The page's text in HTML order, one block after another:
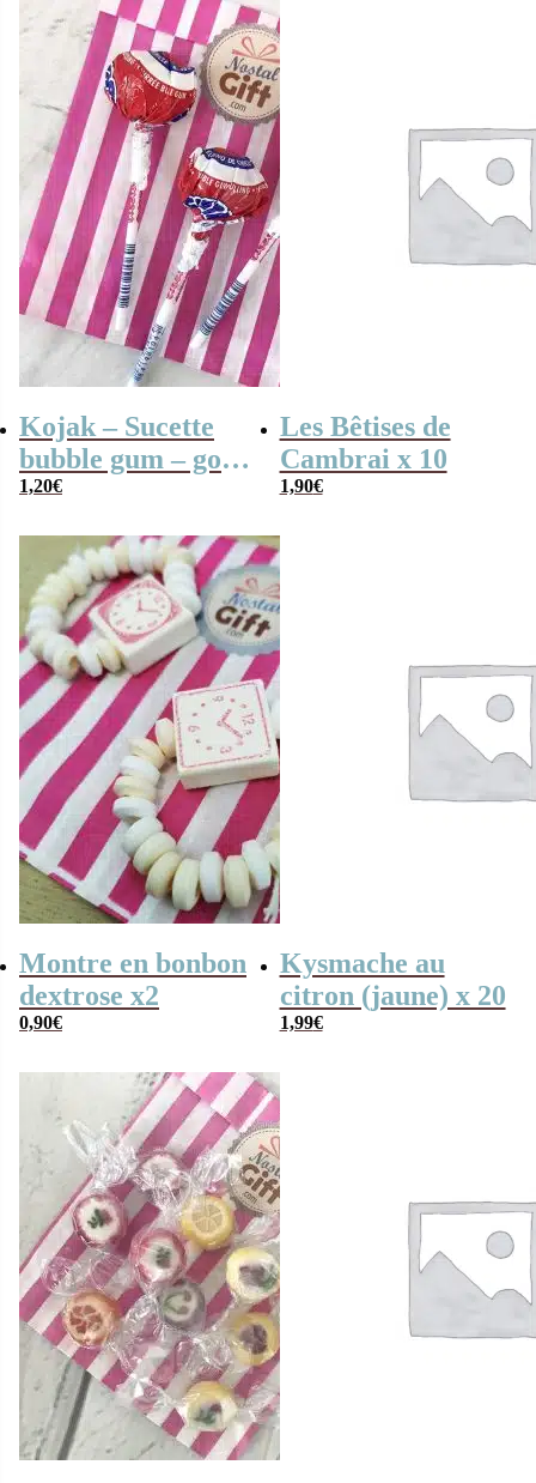
Kojak – Sucette
bubble gum – goût
cerise x3
1,20€
Les Bêtises de
Cambrai x 10
1,90€
Montre en bonbon
dextrose x2
0,90€
Kysmache au
citron (jaune) x 20
1,99€